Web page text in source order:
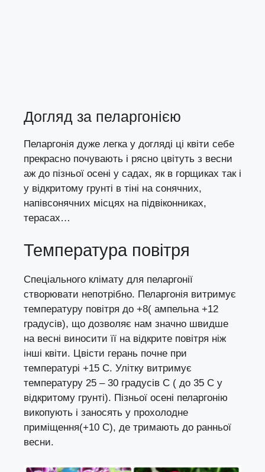
Догляд за пеларгонією
Пеларгонія дуже легка у догляді ці квіти себе
прекрасно почувають і рясно цвітуть з весни
аж до пізньої осені у садах, як в горщиках так і
у відкритому грунті в тіні на сонячних,
напівсонячних місцях на підвіконниках,
терасах…
Температура повітря
Спеціального клімату для пеларгонії
створювати непотрібно. Пеларгонія витримує
температуру повітря до +8( ампельна +12
градусів), що дозволяє нам значно швидше
на весні виносити її на відкрите повітря ніж
інші квіти. Цвісти герань почне при
температурі +15 С. Улітку витримує
температуру 25 – 30 градусів С ( до 35 С у
відкритому грунті). Пізньої осені пеларгонію
викопують і заносять у прохолодне
приміщення(+10 С), де тримають до ранньої
весни.